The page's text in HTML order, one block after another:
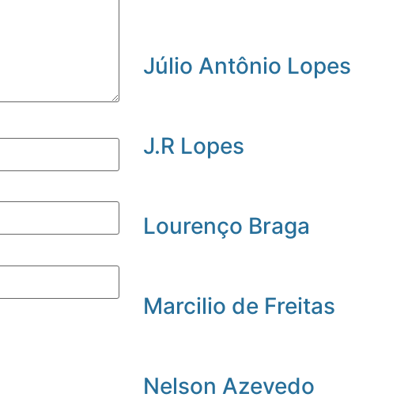
Júlio Antônio Lopes
J.R Lopes
Lourenço Braga
Marcilio de Freitas
Nelson Azevedo